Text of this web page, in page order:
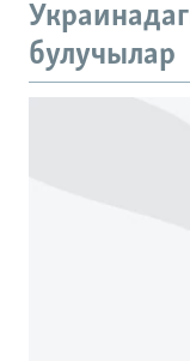
булучылар